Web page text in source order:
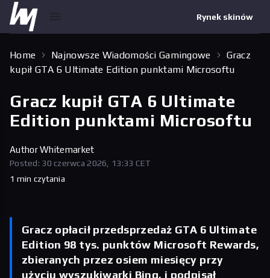
Rynek skinów
Home Najnowsze Wiadomości Gamingowe
Gracz
kupił GTA 6 Ultimate Edition punktami Microsoftu
Gracz kupił GTA 6 Ultimate
Edition punktami Microsoftu
AuthorWhitemarket
Posted: 30 czerwca 2026, 13:33 CET
1 min czytania
Gracz opłacił przedsprzedaż GTA 6 Ultimate
Edition 98 tys. punktów Microsoft Rewards,
zbieranych przez osiem miesięcy przy
użyciu wyszukiwarki Bing, i podpisał